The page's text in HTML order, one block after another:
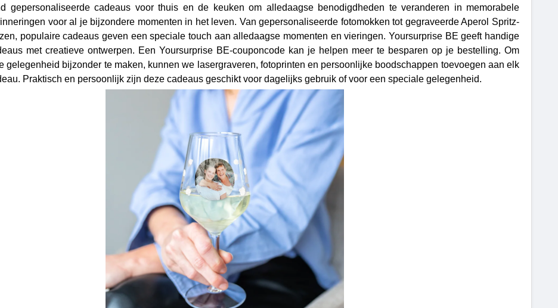
gepersonaliseerde cadeaus voor thuis en de keuken om alledaagse benodigdheden te veranderen in memorabele
voor al je bijzondere momenten in het leven. Van gepersonaliseerde fotomokken tot gegraveerde Aperol Spritz-
populaire cadeaus geven een speciale touch aan alledaagse momenten en vieringen. Yoursurprise BE geeft handige
met creatieve ontwerpen. Een Yoursurprise BE-couponcode kan je helpen meer te besparen op je bestelling. Om
gelegenheid bijzonder te maken, kunnen we lasergraveren, fotoprinten en persoonlijke boodschappen toevoegen aan elk
Praktisch en persoonlijk zijn deze cadeaus geschikt voor dagelijks gebruik of voor een speciale gelegenheid.